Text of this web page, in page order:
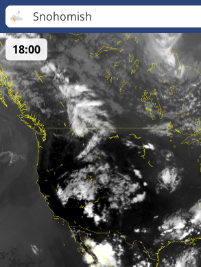
Snohomish
18:00